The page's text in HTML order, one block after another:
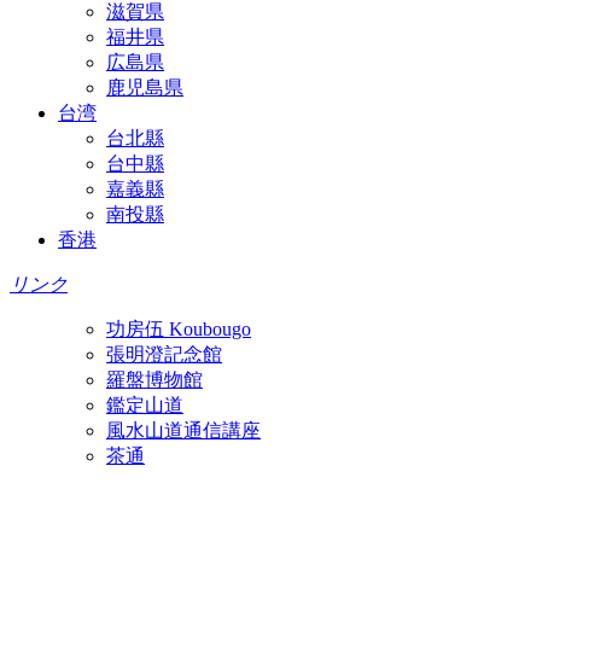
滋賀県
福井県
広島県
鹿児島県
台湾
台北縣
台中縣
嘉義縣
南投縣
香港
リンク
功房伍 Koubougo
張明澄記念館
羅盤博物館
鑑定山道
風水山道通信講座
茶通